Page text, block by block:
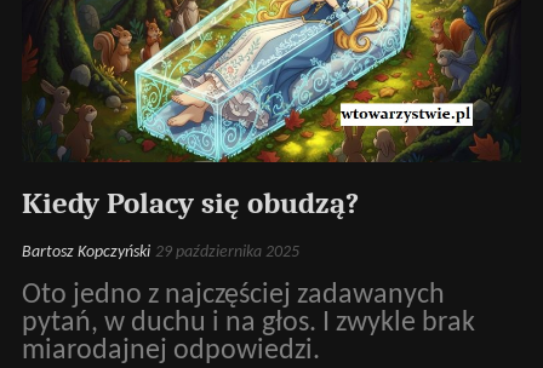
Kiedy Polacy się obudzą?
Bartosz Kopczyński 29 października 2025
Oto jedno z najczęściej zadawanych
pytań, w duchu i na głos. I zwykle brak
miarodajnej odpowiedzi.